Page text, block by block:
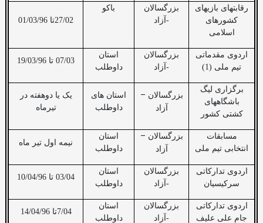
رقابتهای بازیهای
کشورهای
اسلامی
بزرگسالان
-آزاد
باکو
27/02تا 01/03/96
اردوی مقدماتی
تیم ملی (1)
بزرگسالان
-آزاد
استان
داوطلب
07/03 تا 19/03/96
برگزاری لیگ
باشگاههای
کشتی کشور
بزرگسالان –
آزاد
استان های
داوطلب
یک یا دوهفته در
تیرماه
مسابقات
انتخابی تیم ملی
بزرگسالان –
آزاد
استان
داوطلب
نیمه اول تیر ماه
اردوی تدارکاتی
سرکیسیان
بزرگسالان
-آزاد
استان
داوطلب
03/04 تا 10/04/96
اردوی تدارکاتی
جام علی علیف
بزرگسالان
-آزاد
استان
داوطلب
7/04تا 14/04/96